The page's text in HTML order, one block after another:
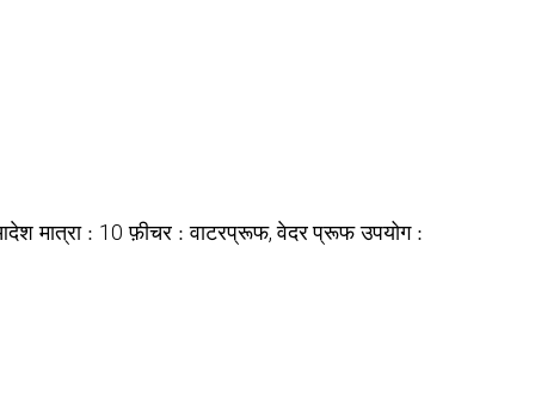
मात्रा : 10 फ़ीचर :वाटरप्रूफ, वेदर प्रूफ उपयोग :